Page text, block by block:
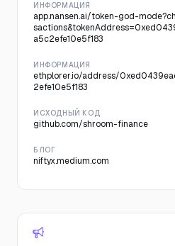
ИНФОРМАЦИЯ
app.nansen.ai/token-god-
a5c2efe10e5f183
ИНФОРМАЦИЯ
ethplorer.io/address/
2efe10e5f183
ИСХОДНЫЙ КОД
github.com/shroom-finance
БЛОГ
niftyx.medium.com